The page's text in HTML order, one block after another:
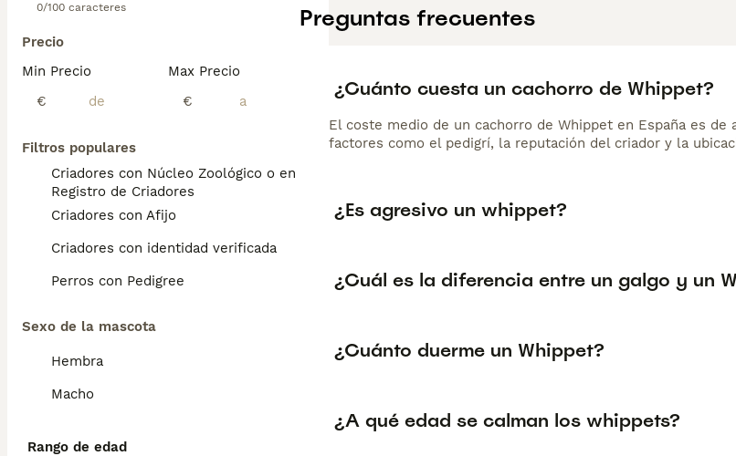
0/100 caracteres
Precio
Min Precio
€
Max Precio
€
Filtros populares
Criadores con Núcleo Zoológico o en el
Registro de Criadores
Criadores con Afijo
Criadores con identidad verificada
Perros con Pedigree
Sexo de la mascota
Hembra
Macho
Rango de edad
Preguntas frecuentes
¿Cuánto cuesta un cachorro de Whippet?
El coste medio de un cachorro de Whippet en España es
factores como el pedigrí, la reputación del criador y la
¿Es agresivo un whippet?
¿Cuál es la diferencia entre un galgo y un
¿Cuánto duerme un Whippet?
¿A qué edad se calman los whippets?